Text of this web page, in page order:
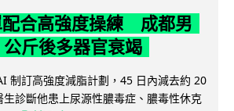
配合高強度操練 成都男
斤後多器官衰竭
制訂高強度減脂計劃，45 日內減去約 20
診斷他患上尿源性膿毒症、膿毒性休克